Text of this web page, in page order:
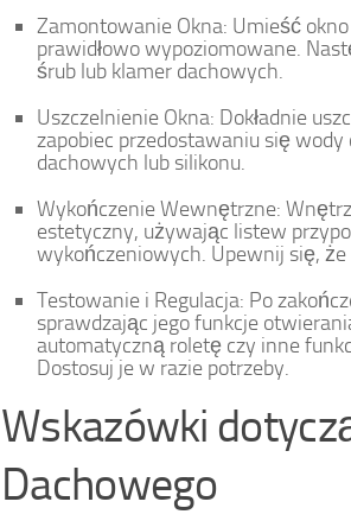
Zamontowanie Okna: Umieść
prawidłowo wypoziomowane.
śrub lub klamer dachowych.
Uszczelnienie Okna: Dokładnie
zapobiec przedostawaniu się
dachowych lub silikonu.
Wykończenie Wewnętrzne:
estetyczny, używając listew
wykończeniowych. Upewnij się,
Testowanie i Regulacja: Po
sprawdzając jego funkcje
automatyczną roletę czy inne
Dostosuj je w razie potrzeby.
Wskazówki
Dachowego